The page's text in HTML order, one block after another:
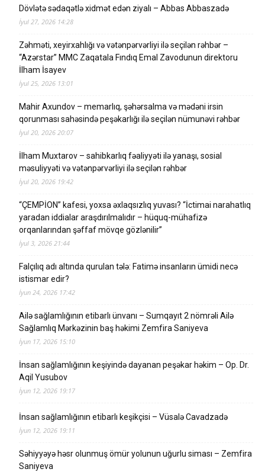
Dövlətə sədaqətlə xidmət edən ziyalı – Abbas Abbaszadə
İyul 27, 2026 14:28
Zəhməti, xeyirxahlığı və vətənpərvərliyi ilə seçilən rəhbər –
“Azərstar” MMC Zaqatala Fındıq Emal Zavodunun direktoru
İlham İsayev
İyul 25, 2026 13:01
Mahir Axundov – memarlıq, şəhərsalma və mədəni irsin
qorunması sahəsində peşəkarlığı ilə seçilən nümunəvi rəhbər
İyul 20, 2026 20:07
İlham Muxtarov – sahibkarlıq fəaliyyəti ilə yanaşı, sosial
məsuliyyəti və vətənpərvərliyi ilə seçilən rəhbər
İyul 20, 2026 19:42
“ÇEMPİON” kafesi, yoxsa əxlaqsızlıq yuvası? “İctimai narahatlıq
yaradan iddialar araşdırılmalıdır – hüquq-mühafizə
orqanlarından şəffaf mövqe gözlənilir”
İyul 3, 2026 21:44
Falçılıq adı altında qurulan tələ: Fatimə insanların ümidi necə
istismar edir?
İyun 24, 2026 17:42
Ailə sağlamlığının etibarlı ünvanı – Sumqayıt 2 nömrəli Ailə
Sağlamlıq Mərkəzinin baş həkimi Zemfira Saniyeva
İyun 17, 2026 15:10
İnsan sağlamlığının keşiyində dayanan peşəkar həkim – Op. Dr.
Aqil Yusubov
İyun 12, 2026 19:17
İnsan sağlamlığının etibarlı keşikçisi – Vüsalə Cavadzadə
İyun 12, 2026 19:11
Səhiyyəyə həsr olunmuş ömür yolunun uğurlu siması – Zemfira
Saniyeva